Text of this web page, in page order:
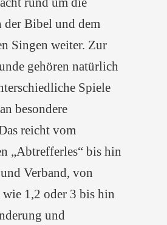
der Bibel und dem
Singen weiter. Zur
gehören natürlich
Spiele
besondere
reicht vom
„Abtrefferles“ bis hin
Verband, von
1,2 oder 3 bis hin
und